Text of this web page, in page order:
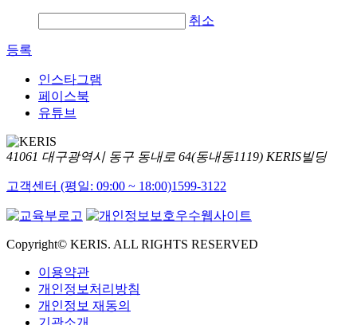
취소
등록
인스타그램
페이스북
유튜브
41061 대구광역시 동구 동내로 64(동내동1119) KERIS빌딩
고객센터 (평일: 09:00 ~ 18:00)1599-3122
Copyright© KERIS. ALL RIGHTS RESERVED
이용약관
개인정보처리방침
개인정보 재동의